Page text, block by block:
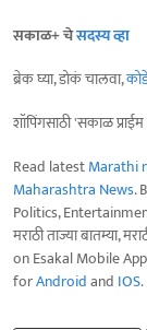
सकाळ+ चेसदस्य व्हा
ब्रेक घ्या, डोकं चालवा,
शॉपिंगसाठी 'सकाळ
Read latestMarathi
Maharashtra News.
Politics,
मराठी ताज्या बातम्या,
on Esakal Mobile
forAndroidand IOS.